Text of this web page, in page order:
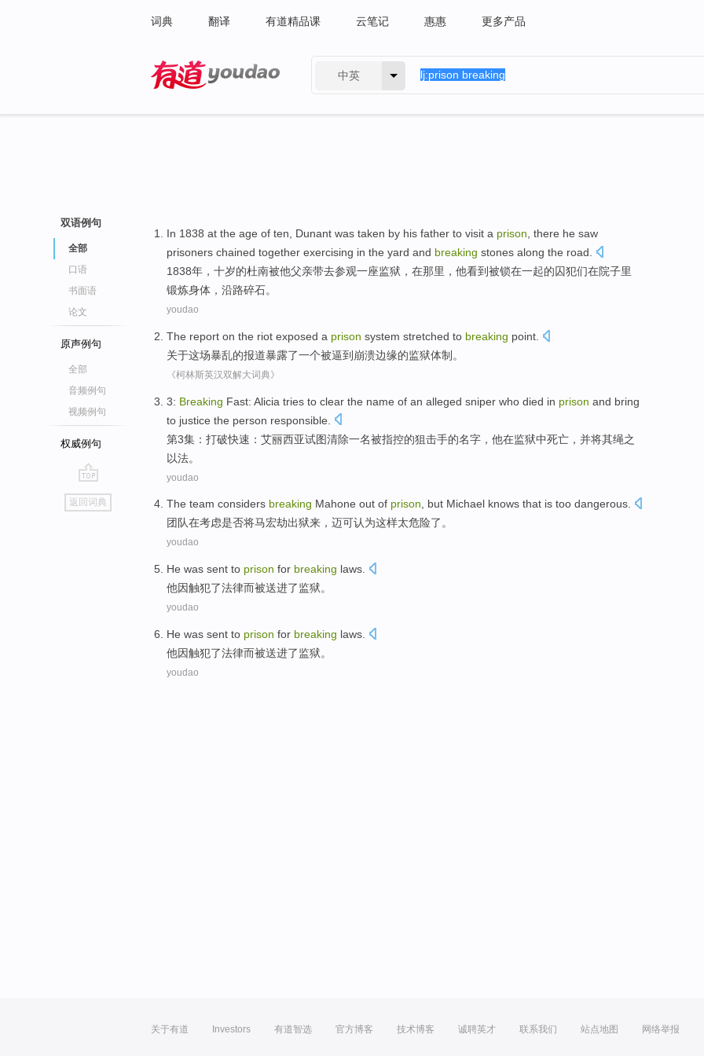
词典 翻译 有道精品课 云笔记 惠惠 更多产品
中英
双语例句
全部
口语
书面语
论文
原声例句
全部
音频例句
视频例句
权威例句
go
top
返回词典
In 1838 at the age of ten Dunant was taken by his father to visit a prison there he saw
prisoners chained together exercising in the yard and breaking stones along the road.
1838年， 十岁的杜南被他父亲带去参观一座监狱 ， 在那里 ， 他看到被锁在一起的囚犯们在院子里
锻炼身体 ，沿路碎石。
youdao
The report on the riot exposed a prison system stretched to breaking point.
关于这场暴乱的报道暴露了一个被逼到 崩溃边缘的监狱体制 。
《柯林斯英汉双解大词典》
3: Breaking Fast: Alicia tries to clear the name of an alleged sniper who died in prison and bring
to justice the person responsible.
第3集 ： 打破快速 ： 艾丽西亚试图清除一名被指控的狙击手的名字 ，他在监狱中死亡 ， 并将其绳之
以法。
youdao
The team considers breaking Mahone out of prison, but Michael knows that is too dangerous.
团队在考虑是否将马宏劫出狱来， 迈可认为这样太危险了。
youdao
He was sent to prison for breaking laws
他因触犯了法律而被送进了监狱。
youdao
He was sent to prison for breaking laws
他因触犯了法律而被送进了监狱。
youdao
关于有道 Investors 有道智选 官方博客 技术博客 诚聘英才 联系我们 站点地图 网络举报